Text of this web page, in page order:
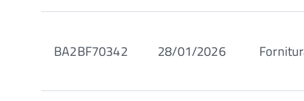
BA2BF70342 28/01/2026